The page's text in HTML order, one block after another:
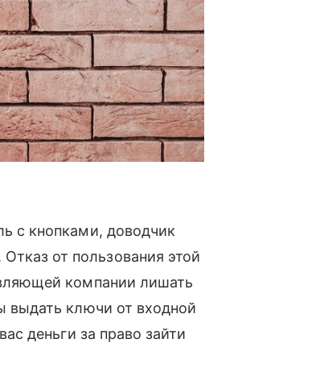
с кнопками, доводчик
от пользования этой
компании лишать
выдать ключи от входной
деньги за право зайти